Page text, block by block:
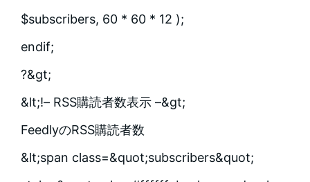
$subscribers, 60 * 60 * 12 );
endif;
?&gt;
&lt;!– RSS購読者数表示 –&gt;
FeedlyのRSS購読者数
&lt;span class=&quot;subscribers&quot;